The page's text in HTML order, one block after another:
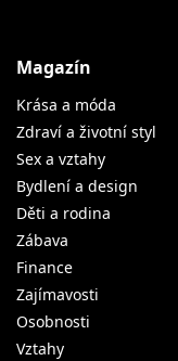
Magazín
Krása a móda
Zdraví a životní styl
Sex a vztahy
Bydlení a design
Děti a rodina
Zábava
Finance
Zajímavosti
Osobnosti
Vztahy